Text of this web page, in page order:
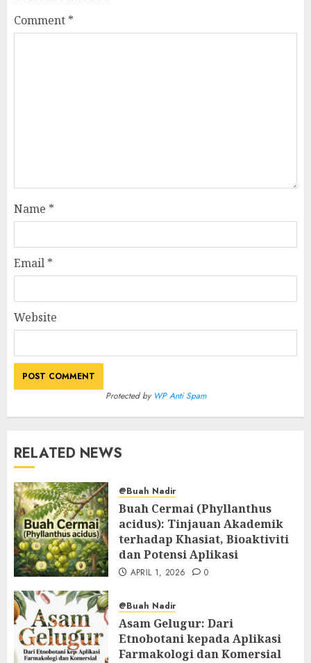
Comment *
Name *
Email *
Website
Protected by WP Anti Spam
RELATED NEWS
@Buah Nadir
Buah Cermai (Phyllanthus
acidus): Tinjauan Akademik
terhadap Khasiat, Bioaktiviti
dan Potensi Aplikasi
APRIL 1, 2026 0
@Buah Nadir
Asam Gelugur: Dari
Etnobotani kepada Aplikasi
Farmakologi dan Komersial